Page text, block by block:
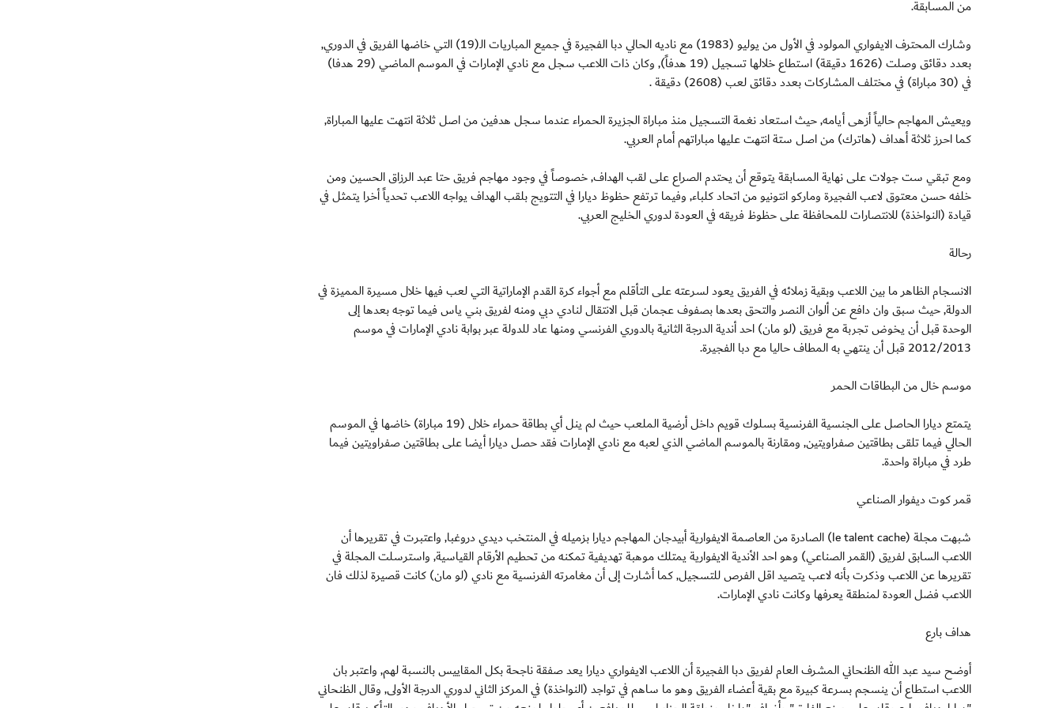
من المسابقة.
وشارك المحترف الايفواري المولود في الأول من يوليو (1983) مع ناديه الحالي دبا الفجيرة في جميع المباريات الـ(19) التي خاضها الفريق في الدوري,
بعدد دقائق وصلت (1626 دقيقة) استطاع خلالها تسجيل (19 هدفاً), وكان ذات اللاعب سجل مع نادي الإمارات في الموسم الماضي (29 هدفا)
في (30 مباراة) في مختلف المشاركات بعدد دقائق لعب (2608) دقيقة .
ويعيش المهاجم حالياً أزهى أيامه, حيث استعاد نغمة التسجيل منذ مباراة الجزيرة الحمراء عندما سجل هدفين من اصل ثلاثة انتهت عليها المباراة,
كما احرز ثلاثة أهداف (هاترك) من اصل ستة انتهت عليها مباراتهم أمام العربي.
ومع تبقي ست جولات على نهاية المسابقة يتوقع أن يحتدم الصراع على لقب الهداف, خصوصاً في وجود مهاجم فريق حتا عبد الرزاق الحسين ومن
خلفه حسن معتوق لاعب الفجيرة وماركو انتونيو من اتحاد كلباء, وفيما ترتفع حظوظ ديارا في التتويج بلقب الهداف يواجه اللاعب تحدياً أخرا يتمثل في
قيادة (النواخذة) للانتصارات للمحافظة على حظوظ فريقه في العودة لدوري الخليج العربي.
رحالة
الانسجام الظاهر ما بين اللاعب وبقية زملائه في الفريق يعود لسرعته على التأقلم مع أجواء كرة القدم الإماراتية التي لعب فيها خلال مسيرة المميزة في
الدولة, حيث سبق وان دافع عن ألوان النصر والتحق بعدها بصفوف عجمان قبل الانتقال لنادي دبي ومنه لفريق بني ياس فيما توجه بعدها إلى
الوحدة قبل أن يخوض تجربة مع فريق (لو مان) احد أندية الدرجة الثانية بالدوري الفرنسي ومنها عاد للدولة عبر بوابة نادي الإمارات في موسم
2012/2013 قبل أن ينتهي به المطاف حاليا مع دبا الفجيرة.
موسم خال من البطاقات الحمر
يتمتع ديارا الحاصل على الجنسية الفرنسية بسلوك قويم داخل أرضية الملعب حيث لم ينل أي بطاقة حمراء خلال (19 مباراة) خاضها في الموسم
الحالي فيما تلقى بطاقتين صفراويتين, ومقارنة بالموسم الماضي الذي لعبه مع نادي الإمارات فقد حصل ديارا أيضا على بطاقتين صفراويتين فيما
طرد في مباراة واحدة.
قمر كوت ديفوار الصناعي
شبهت مجلة (le talent cache) الصادرة من العاصمة الايفوارية أبيدجان المهاجم ديارا بزميله في المنتخب ديدي دروغبا, واعتبرت في تقريرها أن
اللاعب السابق لفريق (القمر الصناعي) وهو احد الأندية الايفوارية يمتلك موهبة تهديفية تمكنه من تحطيم الأرقام القياسية, واسترسلت المجلة في
تقريرها عن اللاعب وذكرت بأنه لاعب يتصيد اقل الفرص للتسجيل, كما أشارت إلى أن مغامرته الفرنسية مع نادي (لو مان) كانت قصيرة لذلك فان
اللاعب فضل العودة لمنطقة يعرفها وكانت نادي الإمارات.
هداف بارع
أوضح سيد عبد الله الظنحاني المشرف العام لفريق دبا الفجيرة أن اللاعب الايفواري ديارا يعد صفقة ناجحة بكل المقاييس بالنسبة لهم, واعتبر بان
اللاعب استطاع أن ينسجم بسرعة كبيرة مع بقية أعضاء الفريق وهو ما ساهم في تواجد (النواخذة) في المركز الثاني لدوري الدرجة الأولى, وقال الظنحاني